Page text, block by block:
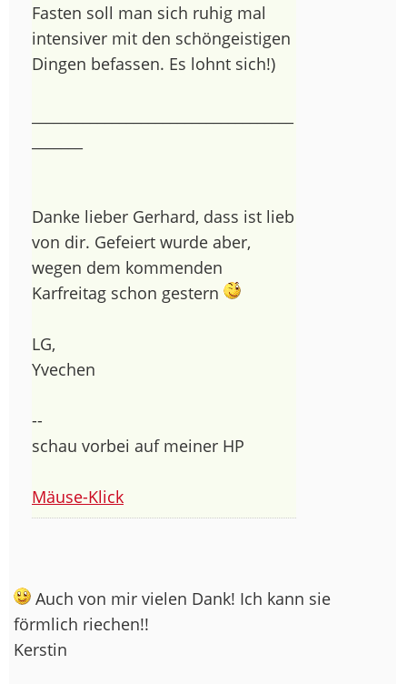
Fasten soll man sich ruhig mal
intensiver mit den schöngeistigen
Dingen befassen. Es lohnt sich!)
Danke lieber Gerhard, dass ist lieb
von dir. Gefeiert wurde aber,
wegen dem kommenden
Karfreitag schon gestern
LG,
Yvechen
--
schau vorbei auf meiner HP
Mäuse-Klick
Auch von mir vielen Dank! Ich kann sie
förmlich riechen!!
Kerstin